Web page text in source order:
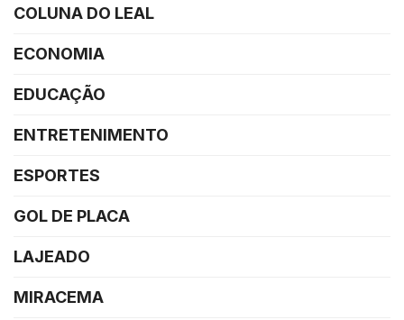
COLUNA DO LEAL
ECONOMIA
EDUCAÇÃO
ENTRETENIMENTO
ESPORTES
GOL DE PLACA
LAJEADO
MIRACEMA